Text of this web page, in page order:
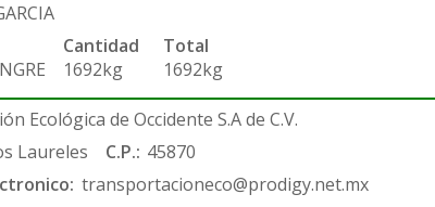
Cantidad
1692kg
Total
1692kg
Ecológica de Occidente S.A de C.V.
Laureles C.P.: 45870
transportacioneco@prodigy.net.mx